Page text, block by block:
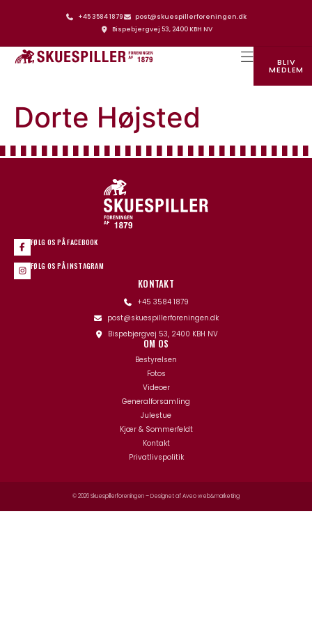
+45 3584 1879
post@skuespillerforeningen.dk
Bispebjergvej 53, 2400 KBH NV
BLIV
MEDLEM
Dorte Højsted
FØLG OS PÅ FACEBOOK
FØLG OS PÅ INSTAGRAM
KONTAKT
+45 3584 1879
post@skuespillerforeningen.dk
Bispebjergvej 53, 2400 KBH NV
OM OS
Bestyrelsen
Fotos
Videoer
Generalforsamling
Julestue
Kjær & Sommerfeldt
Kontakt
Privatlivspolitik
© 2026 Skuespillerforeningen – Designet afAveo web&marketing